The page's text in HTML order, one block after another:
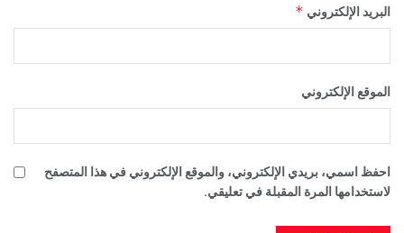
البريد الإلكتروني*
الموقع الإلكتروني
احفظ اسمي، بريدي الإلكتروني، والموقع الإلكتروني في هذا المتصفح
لاستخدامها المرة المقبلة في تعليقي.